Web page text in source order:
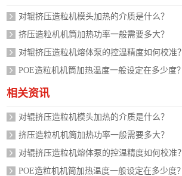
对辊挤压造粒机模头加热的介质是什么？
挤压造粒机机筒加热功率一般需要多大？
对辊挤压造粒机熔体泵的控温精度如何校准？
POE造粒机机筒加热温度一般设定在多少度？
相关资讯
对辊挤压造粒机模头加热的介质是什么？
挤压造粒机机筒加热功率一般需要多大？
对辊挤压造粒机熔体泵的控温精度如何校准？
POE造粒机机筒加热温度一般设定在多少度？